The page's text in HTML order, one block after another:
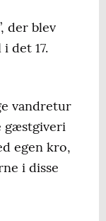
der blev
det 17.
vandretur
gæstgiveri
egen kro,
i disse